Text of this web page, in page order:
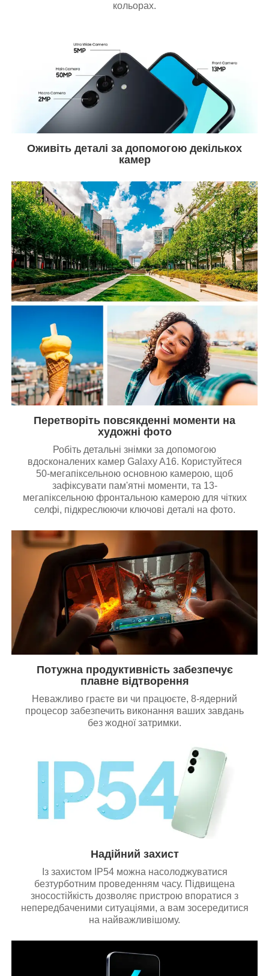
кольорах.
Оживіть деталі за допомогою декількох
камер
Перетворіть повсякденні моменти на
художні фото
Робіть детальні знімки за допомогою
вдосконалених камер Galaxy A16. Користуйтеся
50-мегапіксельною основною камерою, щоб
зафіксувати пам'ятні моменти, та 13-
мегапіксельною фронтальною камерою для чітких
селфі, підкреслюючи ключові деталі на фото.
Потужна продуктивність забезпечує
плавне відтворення
Неважливо граєте ви чи працюєте, 8-ядерний
процесор забезпечить виконання ваших завдань
без жодної затримки.
Надійний захист
Із захистом IP54 можна насолоджуватися
безтурботним проведенням часу. Підвищена
зносостійкість дозволяє пристрою впоратися з
непередбаченими ситуаціями, а вам зосередитися
на найважливішому.